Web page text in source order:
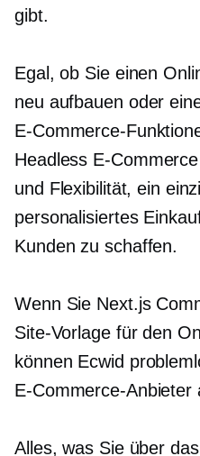
gibt.
Egal, ob Sie einen
neu aufbauen oder
E-Commerce-
Headless E-
und Flexibilität, ein
personalisiertes
Kunden zu schaffen.
Wenn Sie Next.js
Site-Vorlage für den
können Ecwid
E-Commerce-Anbieter
Alles, was Sie über